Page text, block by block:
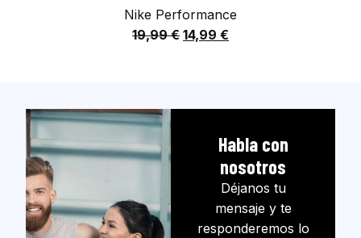
Nike Performance
19,99€ 14,99 €
Habla con
nosotros
Déjanos tu
mensaje y te
responderemos lo